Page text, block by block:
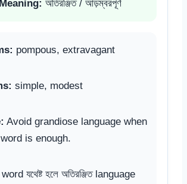
অতিরঞ্জিত / আড়ম্বরপূর্ণ
pompous, extravagant
simple, modest
Avoid grandiose language when
is enough.
যথেষ্ট হলে অতিরঞ্জিত language